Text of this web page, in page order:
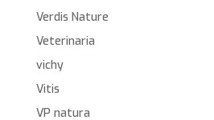
Verdis Nature
Veterinaria
vichy
Vitis
VP natura